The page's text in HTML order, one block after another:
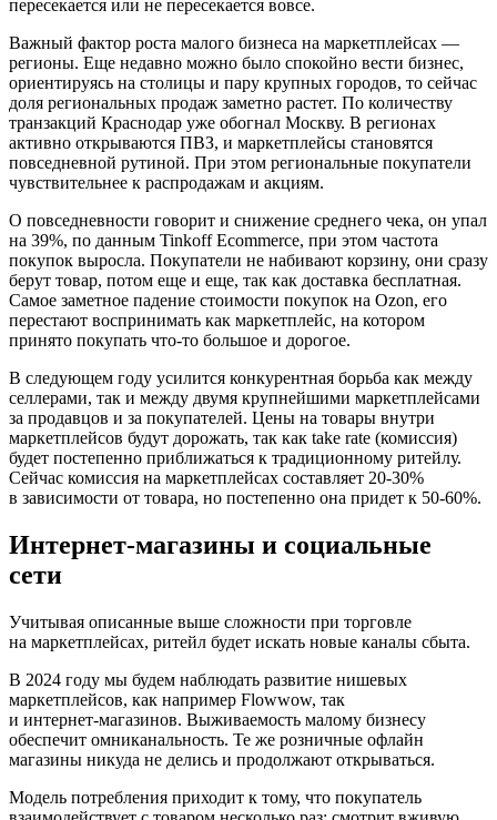
пересекается или не пересекается вовсе.
Важный фактор роста малого бизнеса на маркетплейсах —
регионы. Еще недавно можно было спокойно вести бизнес,
ориентируясь на столицы и пару крупных городов, то сейчас
доля региональных продаж заметно растет. По количеству
транзакций Краснодар уже обогнал Москву. В регионах
активно открываются ПВЗ, и маркетплейсы становятся
повседневной рутиной. При этом региональные покупатели
чувствительнее к распродажам и акциям.
О повседневности говорит и снижение среднего чека, он упал
на 39%, по данным Tinkoff Ecommerce, при этом частота
покупок выросла. Покупатели не набивают корзину, они сразу
берут товар, потом еще и еще, так как доставка бесплатная.
Самое заметное падение стоимости покупок на Ozon, его
перестают воспринимать как маркетплейс, на котором
принято покупать что‑то большое и дорогое.
В следующем году усилится конкурентная борьба как между
селлерами, так и между двумя крупнейшими маркетплейсами
за продавцов и за покупателей. Цены на товары внутри
маркетплейсов будут дорожать, так как take rate (комиссия)
будет постепенно приближаться к традиционному ритейлу.
Сейчас комиссия на маркетплейсах составляет 20‑30%
в зависимости от товара, но постепенно она придет к 50‑60%.
Интернет‑магазины и социальные
сети
Учитывая описанные выше сложности при торговле
на маркетплейсах, ритейл будет искать новые каналы сбыта.
В 2024 году мы будем наблюдать развитие нишевых
маркетплейсов, как например Flowwow, так
и интернет‑магазинов. Выживаемость малому бизнесу
обеспечит омниканальность. Те же розничные офлайн
магазины никуда не делись и продолжают открываться.
Модель потребления приходит к тому, что покупатель